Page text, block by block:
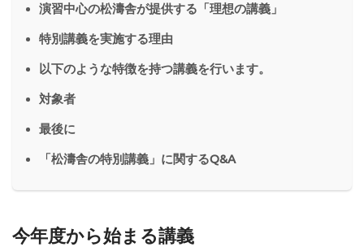
演習中心の松濤舎が提供する「理想の講義」
特別講義を実施する理由
以下のような特徴を持つ講義を行います。
対象者
最後に
「松濤舎の特別講義」に関するQ&A
今年度から始まる講義